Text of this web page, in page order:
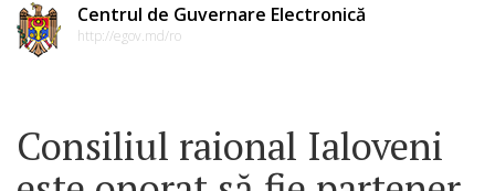
Centrul de Guvernare Electronică
http://egov.md/ro
Consiliul raional Ialoveni